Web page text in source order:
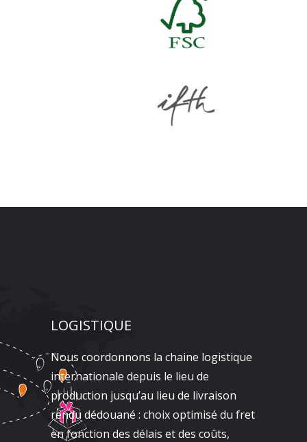
LOGISTIQUE
Nous coordonnons la chaine logistique
internationale depuis le lieu de
production jusqu’au lieu de livraison
rendu dédouané : choix optimisé du fret
en fonction des délais et des coûts,